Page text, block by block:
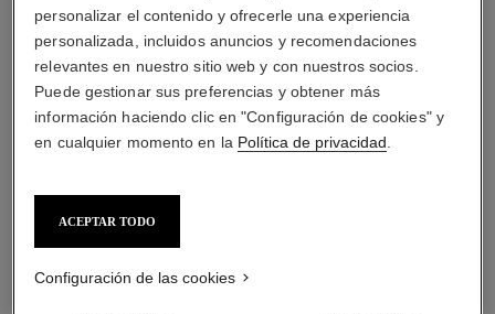
Duración
Ref. 175174
23 tonos disponibles
personalizar el contenido y ofrecerle una experiencia
personalizada, incluidos anuncios y recomendaciones
relevantes en nuestro sitio web y con nuestros socios.
Puede gestionar sus preferencias y obtener más
información haciendo clic en "Configuración de cookies" y
en cualquier momento en la Política de privacidad
ACEPTAR TODO
Configuración de las cookies